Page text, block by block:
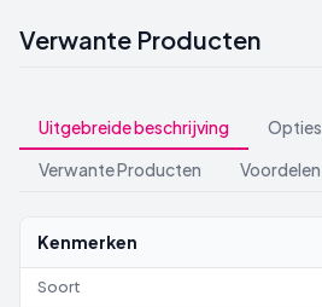
Verwante Producten
Uitgebreide beschrijving
Opties
Verwante Producten
Voordelen
Kenmerken
Soort